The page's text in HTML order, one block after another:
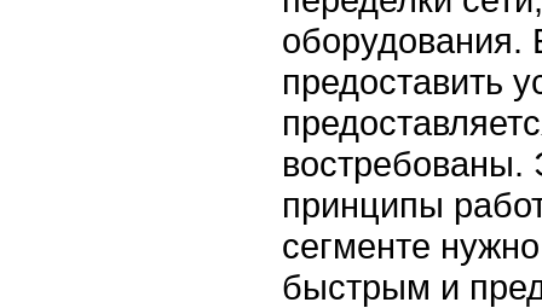
предоставить
востребованы.
принципы
сегменте
быстрым и